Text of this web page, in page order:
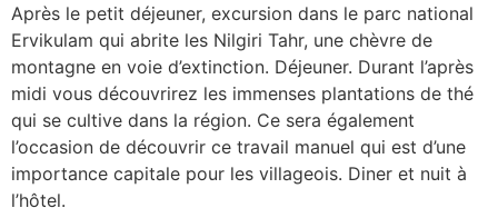
Après le petit déjeuner, excursion dans le parc national
Ervikulam qui abrite les Nilgiri Tahr, une chèvre de
montagne en voie d’extinction. Déjeuner. Durant l’après
midi vous découvrirez les immenses plantations de thé
qui se cultive dans la région. Ce sera également
l’occasion de découvrir ce travail manuel qui est d’une
importance capitale pour les villageois. Diner et nuit à
l’hôtel.